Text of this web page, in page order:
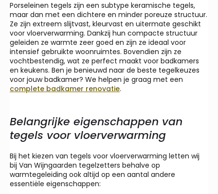
Porseleinen tegels zijn een subtype keramische tegels,
maar dan met een dichtere en minder poreuze structuur.
Ze zijn extreem slijtvast, kleurvast en uitermate geschikt
voor vloerverwarming. Dankzij hun compacte structuur
geleiden ze warmte zeer goed en zijn ze ideaal voor
intensief gebruikte woonruimtes. Bovendien zijn ze
vochtbestendig, wat ze perfect maakt voor badkamers
en keukens. Ben je benieuwd naar de beste tegelkeuzes
voor jouw badkamer? We helpen je graag met een
complete badkamer renovatie.
Belangrijke eigenschappen van
tegels voor vloerverwarming
Bij het kiezen van tegels voor vloerverwarming letten wij
bij Van Wijngaarden tegelzetters behalve op
warmtegeleiding ook altijd op een aantal andere
essentiële eigenschappen: